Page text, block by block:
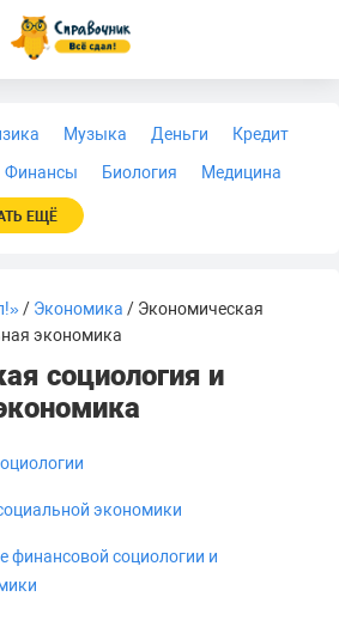
Музыка Деньги
Кредит
Финансы Биология
Медицина
ЕЩЁ
/ Экономика / Экономическая
экономика
социология и
экономики
финансовой социологии и